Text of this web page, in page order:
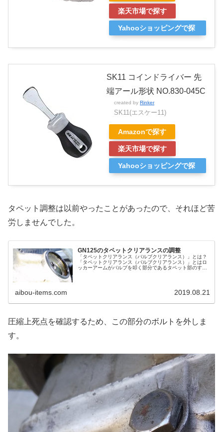
楽天市場で探す
Yahooショッピングで探
SK11 コインドライバー 先
端アール形状 NO.830-045C
created by Rinker
SK11(エスケー11)
Amazonで探す
楽天市場で探す
Yahooショッピングで探
タペット調整は以前やったことがあったので、それほど苦
労しませんでした。
GN125のタペットクリアランスの調整
「タペットクリアランス（バルブクリアランス）」とは？
「タペットクリアランス（バルブクリアランス）」とはロ
ッカーアームがバルブを叩く部分であるタペット部のすき
aibou-items.com 2019.08.21
圧縮上死点を確認するため、この部分のボルトを外しま
す。